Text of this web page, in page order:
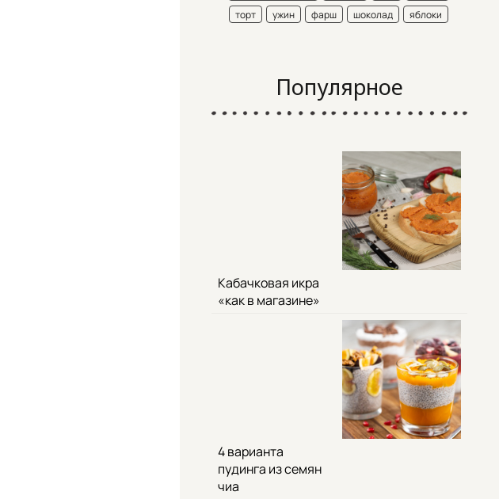
торт
ужин фарш шоколад яблоки
Популярное
Кабачковая икра
«как в магазине»
4 варианта
пудинга из семян
чиа